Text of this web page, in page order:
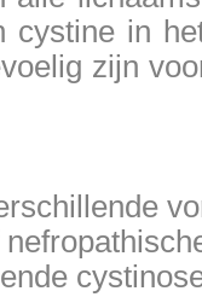
cystine in
zijn